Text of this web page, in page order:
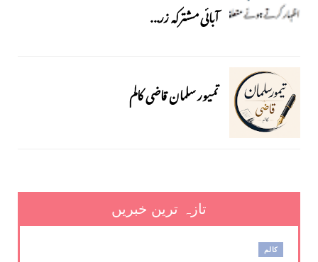
آبائی مشترکہ زر...
تمیور سلمان قاضی کالم
تازہ ترین خبریں
کالم